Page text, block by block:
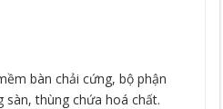
bàn chải cứng, bộ phận
sàn, thùng chứa hoá chất.